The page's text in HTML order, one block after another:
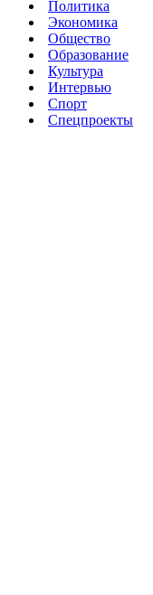
Политика
Экономика
Общество
Образование
Культура
Интервью
Спорт
Спецпроекты